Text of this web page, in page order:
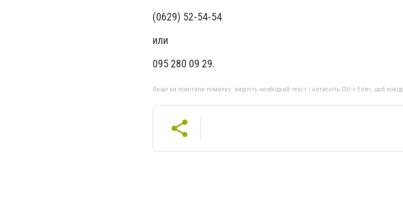
(0629) 52-54-54
или
095 280 09 29.
Якщо ви помітили помилку, виділіть необхідний текст і натисніть Ctrl + Enter, щоб